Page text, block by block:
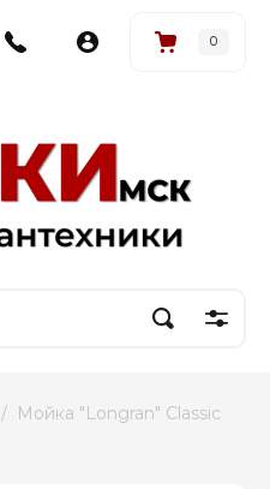
0
/  Мойка "Longran" Classic